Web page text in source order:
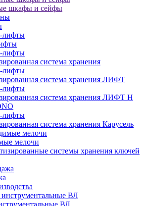
шкафы и сейфы
система хранения
система хранения ЛИФТ
система хранения ЛИФТ H
система хранения Карусель
мелочи
ВЛ